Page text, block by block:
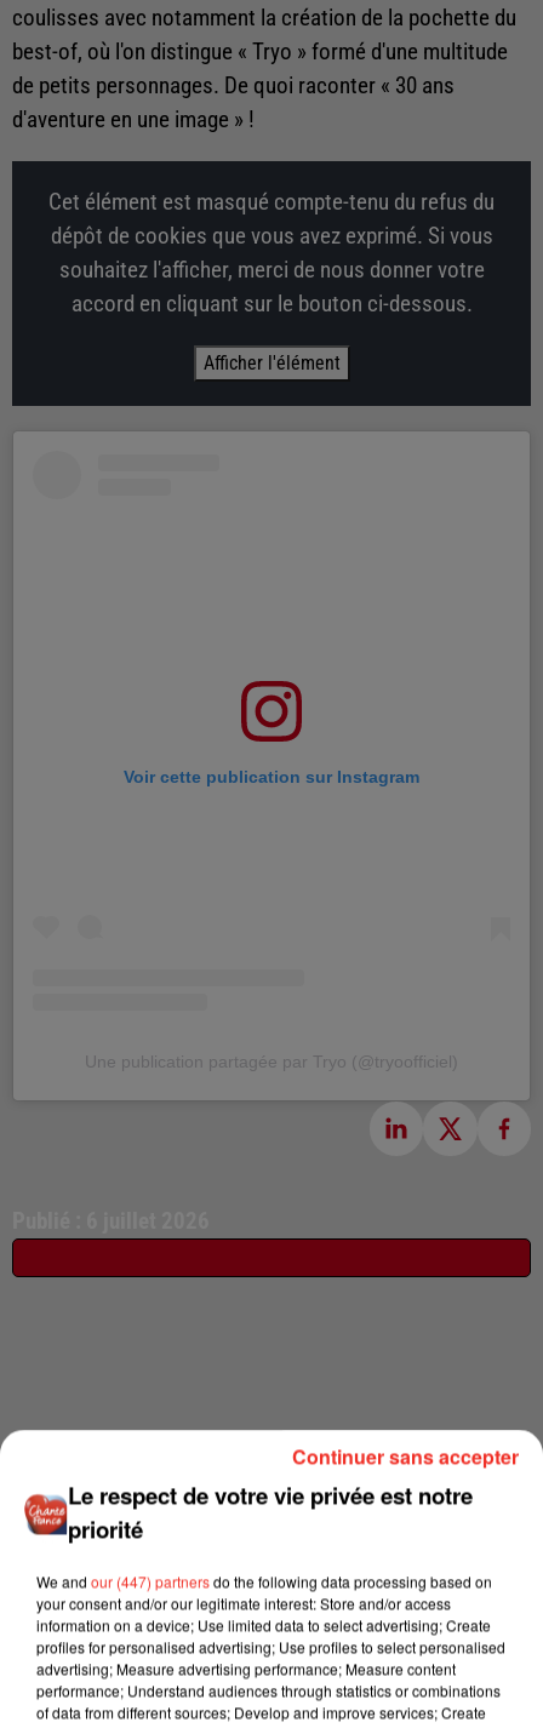
coulisses avec notamment la création de la pochette du
best-of, où l'on distingue « Tryo » formé d'une multitude
de petits personnages. De quoi raconter « 30 ans
d'aventure en une image » !
Cet élément est masqué compte-tenu du refus du
dépôt de cookies que vous avez exprimé. Si vous
souhaitez l'afficher, merci de nous donner votre
accord en cliquant sur le bouton ci-dessous.
Afficher l'élément
Voir cette publication sur Instagram
Une publication partagée par Tryo (@tryoofficiel)
Le respect de votre vie privée est notre
priorité
We and our (447) partnersdo the following data processing based on
your consent and/or our legitimate interest: Store and/or access
information on a device; Use limited data to select advertising; Create
profiles for personalised advertising; Use profiles to select personalised
advertising; Measure advertising performance; Measure content
performance; Understand audiences through statistics or combinations
of data from different sources; Develop and improve services; Create
Continuer sans accepter